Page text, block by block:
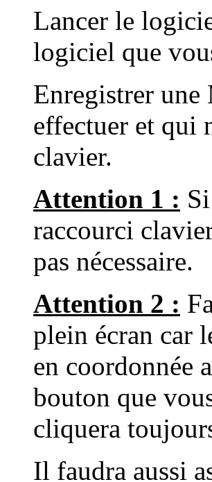
Lancer le
logiciel que
Enregistrer une
effectuer et qui
clavier.
Attention 1 :
raccourci
pas nécessaire.
Attention 2 :
plein écran car
en coordonnée
bouton que
cliquera
Il faudra aussi